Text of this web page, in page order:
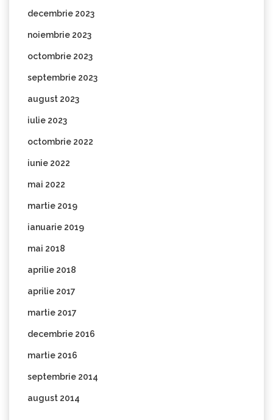
decembrie 2023
noiembrie 2023
octombrie 2023
septembrie 2023
august 2023
iulie 2023
octombrie 2022
iunie 2022
mai 2022
martie 2019
ianuarie 2019
mai 2018
aprilie 2018
aprilie 2017
martie 2017
decembrie 2016
martie 2016
septembrie 2014
august 2014